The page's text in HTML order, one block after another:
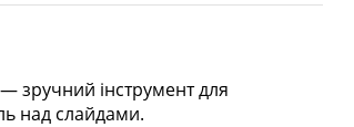
— зручний інструмент для
над слайдами.